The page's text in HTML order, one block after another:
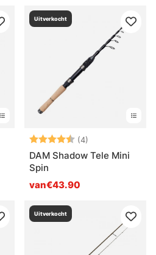
Uitverkocht
Beoordeling:
(4)
DAM Shadow Tele Mini
Spin
van€43.90
Uitverkocht